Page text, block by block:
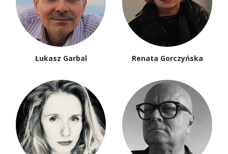
Łukasz Garbal Renata Gorczyńska